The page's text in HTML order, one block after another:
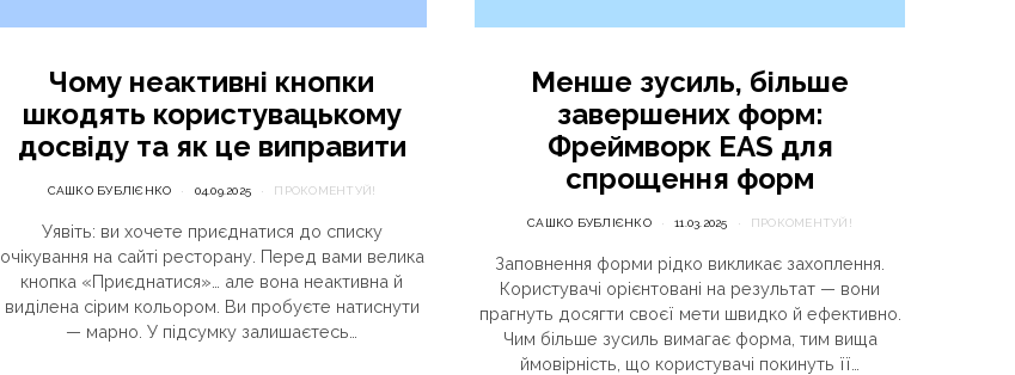
Чому неактивні кнопки
шкодять користувацькому
досвіду та як це виправити
САШКО БУБЛІЄНКО 04.09.2025 ПРОКОМЕНТУЙ!
Уявіть: ви хочете приєднатися до списку
очікування на сайті ресторану. Перед вами велика
кнопка «Приєднатися»… але вона неактивна й
виділена сірим кольором. Ви пробуєте натиснути
— марно. У підсумку залишаєтесь…
Менше зусиль, більше
завершених форм:
Фреймворк EAS для
спрощення форм
САШКО БУБЛІЄНКО 11.03.2025 ПРОКОМЕНТУЙ!
Заповнення форми рідко викликає захоплення.
Користувачі орієнтовані на результат — вони
прагнуть досягти своєї мети швидко й ефективно.
Чим більше зусиль вимагає форма, тим вища
ймовірність, що користувачі покинуть її…